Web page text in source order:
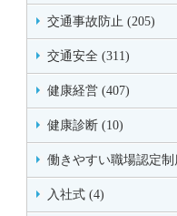
交通事故防止 (205)
交通安全 (311)
健康経営 (407)
健康診断 (10)
働きやすい職場認定制
入社式 (4)